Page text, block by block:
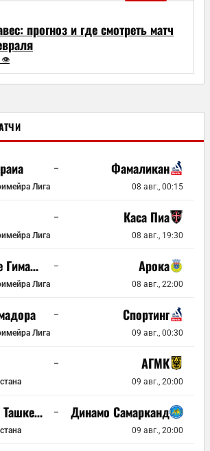
прогноз и где смотреть матч
👁
– Фамаликан
Лига 08 авг., 00:15
– Каса Пиа
Лига 08 авг., 19:30
Витория де Гимарайнш – Арока
Лига 08 авг., 22:00
– Спортинг
Лига 09 авг., 00:30
– АГМК
09 авг., 20:00
Локомотив Ташкент – Динамо Самарканд
09 авг., 20:00